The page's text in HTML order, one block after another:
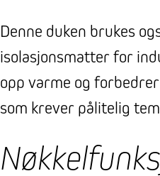
Denne duken brukes
isolasjonsmatter for
opp varme og
som krever pålitelig